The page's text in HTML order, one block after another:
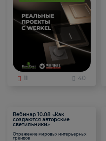
11 40
Вебинар 10.08 «Как
создаются авторские
светильники»
Отражение мировых интерьерных
трендов